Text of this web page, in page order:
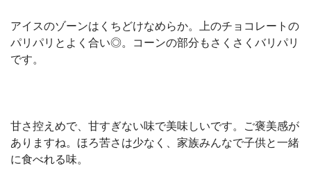
アイスのゾーンはくちどけなめらか。上のチョコレートの
パリパリとよく合い◎。コーンの部分もさくさくバリパリ
です。
甘さ控えめで、甘すぎない味で美味しいです。ご褒美感が
ありますね。ほろ苦さは少なく、家族みんなで子供と一緒
に食べれる味。